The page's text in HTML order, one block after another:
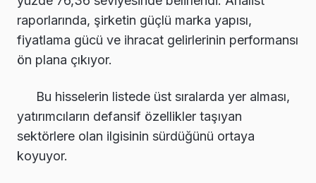
raporlarında, şirketin güçlü marka yapısı,
fiyatlama gücü ve ihracat gelirlerinin performansı
ön plana çıkıyor.
Bu hisselerin listede üst sıralarda yer alması,
yatırımcıların defansif özellikler taşıyan
sektörlere olan ilgisinin sürdüğünü ortaya
koyuyor.